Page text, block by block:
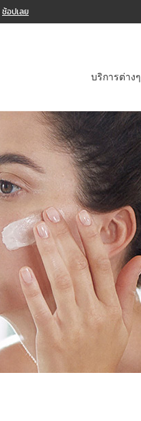
ช้อปเลย
บริการต่างๆ